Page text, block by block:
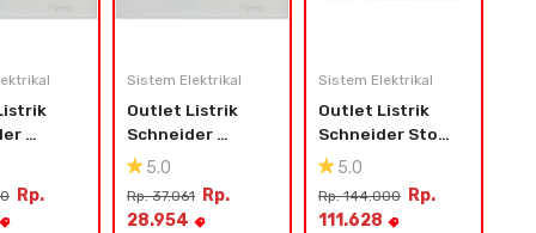
Rp.
Sistem Elektrikal
Outlet Listrik
Schneider
Saklar Lampu - 1
KB31 1 WE G3
5.0
Rp. 37.061
Rp.
28.954
Sistem Elektrikal
Outlet Listrik
Schneider Stop
Kontak Telepon
WE
5.0
Rp. 144.000
Rp.
111.628